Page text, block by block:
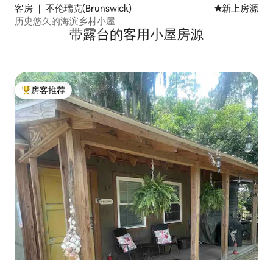
客房 ｜ 不伦瑞克(Brunswick) 新房源
新上房源
历史悠久的海滨乡村小屋
带露台的客用小屋房源
热门「房客推荐」
房客推荐